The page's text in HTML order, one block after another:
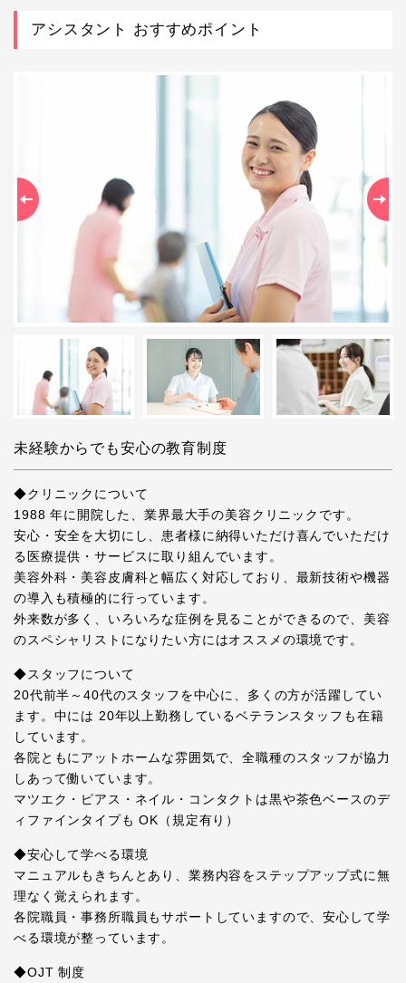
アシスタント おすすめポイント
未経験からでも安心の教育制度
◆クリニックについて
1988 年に開院した、業界最大手の美容クリニックです。
安心・安全を大切にし、患者様に納得いただけ喜んでいただけ
る医療提供・サービスに取り組んでいます。
美容外科・美容皮膚科と幅広く対応しており、最新技術や機器
の導入も積極的に行っています。
外来数が多く、いろいろな症例を見ることができるので、美容
のスペシャリストになりたい方にはオススメの環境です。
◆スタッフについて
20代前半～40代のスタッフを中心に、多くの方が活躍してい
ます。中には 20年以上勤務しているベテランスタッフも在籍
しています。
各院ともにアットホームな雰囲気で、全職種のスタッフが協力
しあって働いています。
マツエク・ピアス・ネイル・コンタクトは黒や茶色ベースのデ
ィファインタイプも OK（規定有り）
◆安心して学べる環境
マニュアルもきちんとあり、業務内容をステップアップ式に無
理なく覚えられます。
各院職員・事務所職員もサポートしていますので、安心して学
べる環境が整っています。
◆OJT 制度